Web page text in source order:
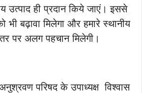
उत्पाद ही प्रदान किये जाएं। इससे
बढ़ावा मिलेगा और हमारे स्थानीय
पर अलग पहचान मिलेगी।
परिषद के उपाध्यक्ष विश्वास